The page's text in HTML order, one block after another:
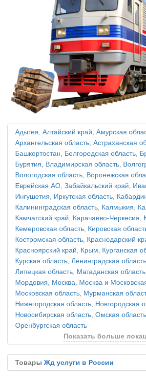
Адыгея, Алтайский край, Амурская
Архангельская область, Астраханская
Башкортостан, Белгородская область,
Бурятия, Владимирская область,
Вологодская область, Воронежская
Еврейская АО, Забайкальский край,
Ингушетия, Иркутская область,
Калининградская область, Калмыкия,
Камчатский край, Карачаево-Черкесия,
Кемеровская область, Кировская
Костромская область, Краснодарский
Красноярский край, Крым, Курганская
Курская область, Ленинградская область
Липецкая область, Магаданская область
Мордовия, Москва, Москва и
Московская область, Мурманская
Нижегородская область, Новгородская
Новосибирская область, Омская область
Оренбургская область
Показать больше
Товары Жд услуги в России